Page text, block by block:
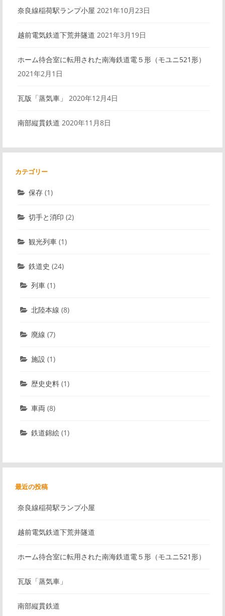
奈良線稲荷駅ランプ小屋 2021年10月23日
越前電気鉄道下荒井隧道 2021年3月19日
ホーム待合室に転用された南海鉄道電５形（モユニ521形）
2021年2月1日
瓦版「蒸気車」 2020年12月4日
南部縦貫鉄道 2020年11月8日
カテゴリー
保存 (1)
切手と消印 (2)
観光列車 (1)
鉄道史 (24)
列車 (1)
北陸本線 (8)
廃線 (7)
施設 (1)
歴史史料 (1)
車両 (8)
鉄道錦絵 (1)
最近の投稿
奈良線稲荷駅ランプ小屋
越前電気鉄道下荒井隧道
ホーム待合室に転用された南海鉄道電５形（モユニ521形）
瓦版「蒸気車」
南部縦貫鉄道